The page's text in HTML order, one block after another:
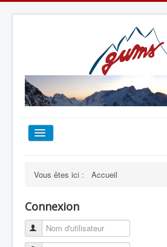
ESCALADE
Vous êtes ici : Accueil
Connexion